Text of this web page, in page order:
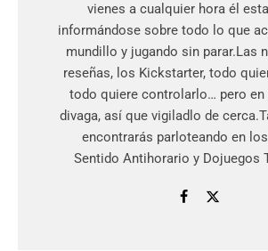
vienes a cualquier hora él
informándose sobre todo lo que
mundillo y jugando sin parar.Las
reseñas, los Kickstarter, todo
todo quiere controlarlo… pero en
divaga, así que vigiladlo de
encontrarás parloteando en
Sentido Antihorario y Dojuegos